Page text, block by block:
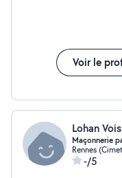
Voir le
Lohan
Maçonnerie
Rennes
-/5